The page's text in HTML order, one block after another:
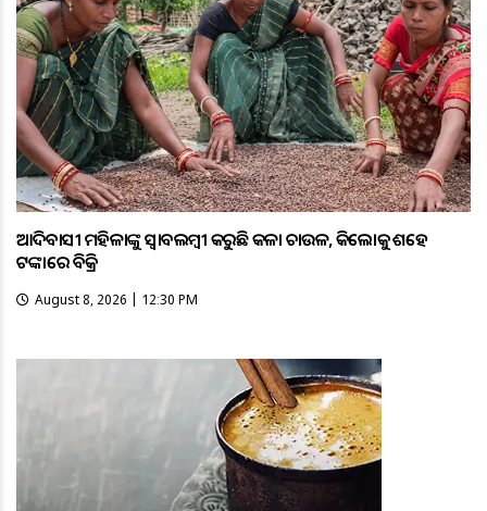
ଆଦିବାସୀ ମହିଳାଙ୍କୁ ସ୍ଵାବଲମ୍ଵୀ କରୁଛି କଳା ଚାଉଳ, କିଲୋକୁ ଶହେ
ଟଙ୍କାରେ ବିକ୍ରି
August 8, 2026 | 12:30 PM